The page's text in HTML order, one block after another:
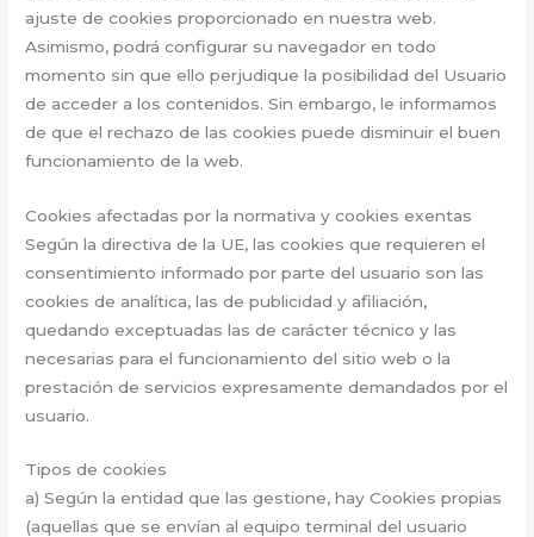
ajuste de cookies proporcionado en nuestra web.
Asimismo, podrá configurar su navegador en todo
momento sin que ello perjudique la posibilidad del Usuario
de acceder a los contenidos. Sin embargo, le informamos
de que el rechazo de las cookies puede disminuir el buen
funcionamiento de la web.
Cookies afectadas por la normativa y cookies exentas
Según la directiva de la UE, las cookies que requieren el
consentimiento informado por parte del usuario son las
cookies de analítica, las de publicidad y afiliación,
quedando exceptuadas las de carácter técnico y las
necesarias para el funcionamiento del sitio web o la
prestación de servicios expresamente demandados por el
usuario.
Tipos de cookies
a) Según la entidad que las gestione, hay Cookies propias
(aquellas que se envían al equipo terminal del usuario